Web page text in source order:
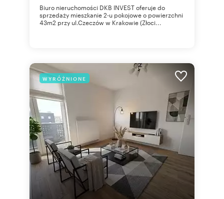
Biuro nieruchomości DKB INVEST oferuje do
sprzedaży mieszkanie 2-u pokojowe o powierzchni
43m2 przy ul.Czeczów w Krakowie (Złoci...
WYRÓŻNIONE